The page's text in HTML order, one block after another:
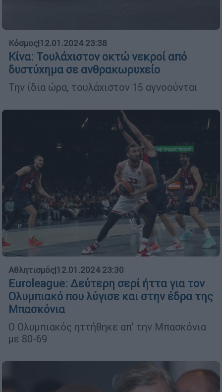
Κόσμος|12.01.2024 23:38
Κίνα: Τουλάχιστον οκτώ νεκροί από
δυστύχημα σε ανθρακωρυχείο
Την ίδια ώρα, τουλάχιστον 15 αγνοούνται
Αθλητισμός|12.01.2024 23:30
Euroleague: Δεύτερη σερί ήττα για τον
Ολυμπιακό που λύγισε και στην έδρα της
Μπασκόνια
Ο Ολυμπιακός ηττήθηκε απ' την Μπασκόνια
με 80-69